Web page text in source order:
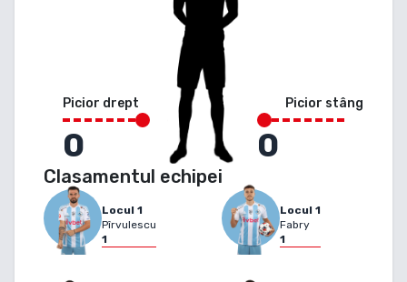
Picior drept
0
Picior stâng
0
Clasamentul echipei
Locul 1
Pîrvulescu
1
Locul 1
Fabry
1